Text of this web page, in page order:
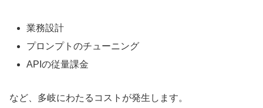
業務設計
プロンプトのチューニング
APIの従量課金
など、多岐にわたるコストが発生します。